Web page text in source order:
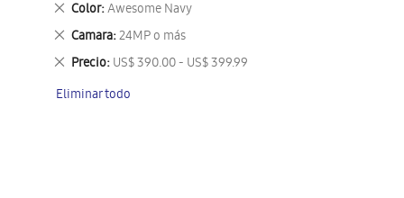
Color Awesome Navy
Eliminar
este
artículo
Camara 24MP o más
Eliminar
este
artículo
Precio US$ 390.00 - US$ 399.99
Eliminar
artículo
Eliminar todo